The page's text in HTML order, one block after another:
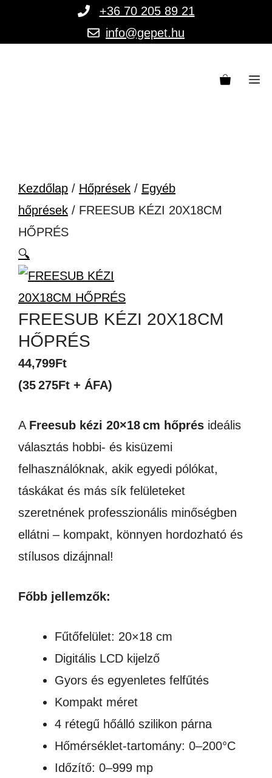
+36 70 205 89 21
info@gepet.hu
Kezdőlap / Hőprések / Egyéb
hőprések / FREESUB KÉZI 20X18CM
HŐPRÉS
🔍
FREESUB KÉZI 20X18CM
HŐPRÉS
44,799Ft
(35 275Ft + ÁFA)
A Freesub kézi 20×18cm hőprés ideális
választás hobbi- és kisüzemi
felhasználóknak, akik egyedi pólókat,
táskákat és más sík felületeket
szeretnének professzionális minőségben
ellátni – kompakt, könnyen hordozható és
stílusos dizájnnal!
Főbb jellemzők:
Fűtőfelület: 20×18 cm
Digitális LCD kijelző
Gyors és egyenletes felfűtés
Kompakt méret
4 rétegű hőálló szilikon párna
Hőmérséklet-tartomány: 0–200°C
Időzítő: 0–999 mp